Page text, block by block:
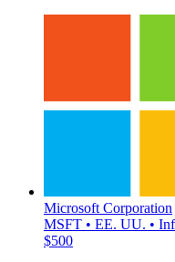
Microsoft Corporation
MSFT • EE. UU. •
$500